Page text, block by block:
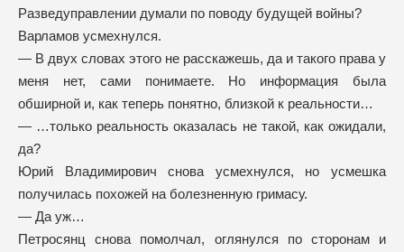
Разведуправлении думали по поводу будущей войны?
Варламов усмехнулся.
— В двух словах этого не расскажешь, да и такого права у
меня нет, сами понимаете. Но информация была
обширной и, как теперь понятно, близкой к реальности…
— …только реальность оказалась не такой, как ожидали,
да?
Юрий Владимирович снова усмехнулся, но усмешка
получилась похожей на болезненную гримасу.
— Да уж…
Петросянц снова помолчал, оглянулся по сторонам и